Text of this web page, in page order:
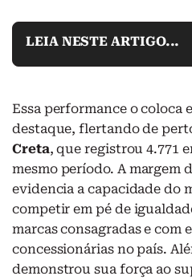
LEIA NESTE ARTIGO...
Essa performance o coloca
destaque, flertando de
Creta, que registrou 4.771
mesmo período. A margem
evidencia a capacidade do
competir em pé de
marcas consagradas e com
concessionárias no país.
demonstrou sua força ao